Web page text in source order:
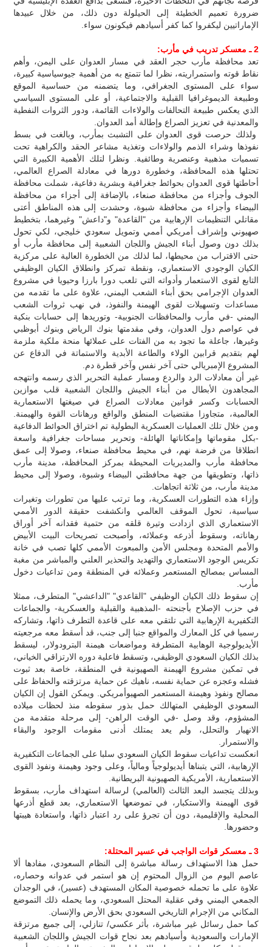
ضرورة تعميم الخطيئة إلى الحيلولة دون ذلك، من خلال عبيدها
الإماراتيين ليكفروا كما كفر أسيادهم فيكونون سواء.
2 ـ معسكر تدريب في مأرب:
تعد محافظة مأرب حجر العقد في مسار العدوان على اليمن، وأهم
نقاط قوته واستمراريته، نظرا لما تتمتع به من أهمية جيوسياسية كبيرة،
سواء على المستوى الجغرافي، وما يتضمنه من حساسية الموقع
وطبيعة الديموغرافيا القبلية والاجتماعية، أو على المستوى السياسي
الذي يعكس طبيعة التحالفات والولاءات القائمة، ودور الثروات النفطية
والمعدنية في تعزيز الصراع وإطالة أمد العدوان.
ولذلك حرصت قوى العدوان على التشبث بمأرب، وبالغت في بسط
نفوذها وشراء الذمم والولاءات وتغذية مشاعر الحقد والكراهية تحت
تسميات مذهبية وعنصرية وطائفية. ونظرا لتلك الأهمية الكبيرة التي
تحتلها هذه المحافظة، وخطورة دورها في معادلة الصراع العالمي،
أحاطتها قوى العدوان بحوائط جغرافية وبشرية دفاعية، شملت محافظة
الجوف وأجزاء من محافظة صنعاء، بالإضافة إلى أجزاء من محافظة
البيضاء وأجزاء من محافظة شبوة، وحشدت إلى هذه المناطق أعتى
مقاتلي التنظيمات الإرهابية من "القاعدة" و"داعش" وغيرهما، بتخطيط
صهيوني وإشراف أمريكي أممي وتمويل سعودي خليجي، لكي تحول
بذلك دون وصول أبناء الجيش واللجان الشعبية إلى محافظة مأرب أو
حتى الاقتراب من محيطها، لما لذلك من الخطورة العالية على مركزية
الكيان الوجودي الاستعماري، ونقطة تمركز وانطلاق الكيان الوظيفي
التابع لقوى الاستعمار وأدواته التي تلعب دورا بارزا وحيويا في مشروع
العدوان الإجرامي بحق أبناء الشعب اليمني، علاوة على ما تقدمه من
مساعدات وتسهيلات لقوى الهيمنة والنفوذ، في نهب ثروات الشعب
اليمني -في مأرب والمحافظات الجنوبية- وتوريدها إلى حسابات بنكية
في عواصم دول العدوان، وفي مقدمتها بنوك الرياض وبنوك أبوظبي
وغيرها، جاعلة ما تجود به من الفتات على عملائها منحة ملكية ملزمة
لهم بتقديم قرابين الولاء والطاعة الأبدية والاستماتة في الدفاع عن
المشروع الإمبريالي حتى آخر نفس وآخر قطرة دم.
غير أن معادلات الرد والردع ومسار عملية التحرير الذي رسمه وانتهجه
المجاهدون الأبطال من أبناء الجيش واللجان الشعبية قلب موازين
الحسابات وكسر قوانين معادلات الصراع في صيغتها الاستعمارية
العالمية، متجاوزا مقتضيات المنطق والواقع ورهانات القوة والهيمنة.
ومن خلال تلك العمليات العسكرية البطولية تم اختراق الحوائط الدفاعية
-بكل مقوماتها وإمكاناتها الهائلة- وتحرير مساحات جغرافية واسعة
انطلاقا من فرضة نهم، في محيط محافظة صنعاء، وصولا إلى عمق
محافظة مأرب والمديريات المحيطة بمركز المحافظة، مدينة مأرب
ذاتها، وتطويقها من جهة محافظتي البيضاء وشبوة، وصولا إلى محيط
مدينة مأرب، من ثلاثة اتجاهات.
وإزاء هذه التطورات العسكرية، وما ترتب عليها من تطورات وتغيرات
سياسية، تحول الموقف العالمي وانكشفت حقيقة الدور الأممي
الاستعماري الذي ازدادت وتيرة قلقه من حتمية فقدانه آخر أوراق
رهاناته، وسقوط أذرعه وعملائه، وأصبحت تصريحات البيت الأبيض
والأمم المتحدة ومجلس الأمن والمبعوث الأممي كلها تصب في خانة
تكريس الوجود الاستعماري والتهديد والتحذير العلني والمباشر من مغبة
المساس بمصالح المستعمر وعملائه في المنطقة ومن تداعيات دخول
مأرب.
إن سقوط ذلك الكيان الوظيفي "القاعدي" "الداعشي" المتطرف، ممثلا
في حزب الإصلاح بأجنحته -المذهبية والقبلية والعسكرية- والجماعات
التكفيرية الإرهابية التي تلتقي معه على قاعدة التطرف ذاتها، وتشاركه
رسميا في كل المعارك والمواقع جنبا إلى جنب، قد أسقط معه مرجعيته
الأيديولوجية الوهابية المتطرفة ومواضعات هيمنة البترودولار، ليسقط
بذلك الكيان السعودي الوظيفي، وتسقط فاعلية دوره الارتزاقي الخياني،
في تمكين مشروع الهيمنة الصهيونية في المنطقة، خاصة بعد ثبوت
فشله وعجزه عن حماية نفسه، ناهيك عن حماية مرتزقته والحفاظ على
مصالح ونفوذ وهيمنة المستعمر الصهيوأمريكي. ويمكن القول إن الكيان
السعودي الوظيفي المتهالك حمل بذور سقوطه منذ لحظات ميلاده
المشؤوم، وقد وصل -في الوقت الراهن- إلى مرحلة متقدمة من
الانهيار والتحلل، ولم يعد يمتلك أدنى مقومات الوجود والبقاء
والاستمرار.
انعكست تداعيات سقوط الكيان السعودي سلبا على الجماعات التكفيرية
الإرهابية، التي يتبناها أيديولوجياً ومالياً، وعلى وجود وهيمنة ونفوذ القوى
الاستعمارية، الأمريكية الصهيونية البريطانية.
وبذلك يتجسد البعد الثالث (العالمي) لرسالة استهداف مأرب، بسقوط
قوى الهيمنة والاستكبار، في تموضعها الاستعماري، بعد قطع أذرعها
المحلية والإقليمية، دون أن تجرؤ على رد اعتبار ذاتها، واستعادة هيبتها
وحضورها.
3 ـ معسكر قوات الواجب في عسير المحتلة:
حمل هذا الاستهداف رسالة مباشرة إلى النظام السعودي، مفادها ألا
عاصم اليوم من الزوال المحتوم إن هو استمر في عدوانه وحصاره،
علاوة على ما تحمله خصوصية المكان المستهدف (عسير)، في الوجدان
الجمعي اليمني وفي عقلية المحتل السعودي، وما يحمله ذلك التموضع
المكاني من الإجرام التاريخي السعودي بحق الأرض والإنسان.
كما حمل رسائل غير مباشرة، بأثر عكسي/ تنازلي، إلى جميع مرتزقة
الإمارات والسعودية وأسيادهم بعد نجاح قوات الجيش واللجان الشعبية